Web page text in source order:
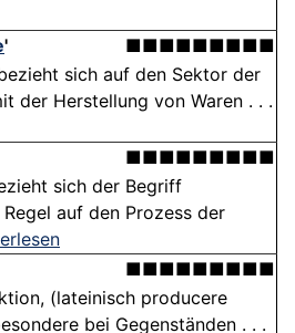
'
■■■■■■■■■
sich auf den Sektor der
der Herstellung von Waren . . .
■■■■■■■■■
sich der Begriff
auf den Prozess der
■■■■■■■■■
(lateinisch producere
bei Gegenständen . . .